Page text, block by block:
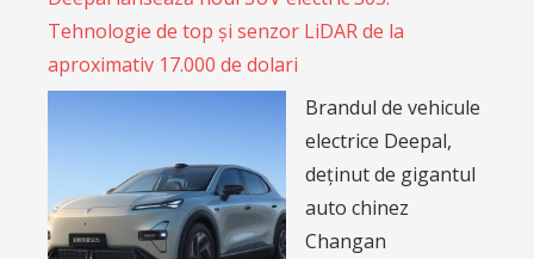
Tehnologie de top și senzor LiDAR de la
aproximativ 17.000 de dolari
Brandul de vehicule
electrice Deepal,
deținut de gigantul
auto chinez
Changan